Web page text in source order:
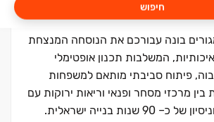
חיפוש
בונה עבורכם את הנוסחה המנצחת
המשלבות תכנון אופטימלי
פיתוח סביבתי מותאם למשפחות
בין מרכזי מסחר ופנאי וריאות ירוקות עם
איתנות פיננסית וניסיון של כ‏– ‏90 שנות בנייה ישראלית.